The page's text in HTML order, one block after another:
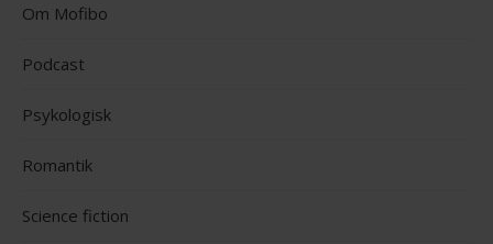
Om Mofibo
Podcast
Psykologisk
Romantik
Science fiction